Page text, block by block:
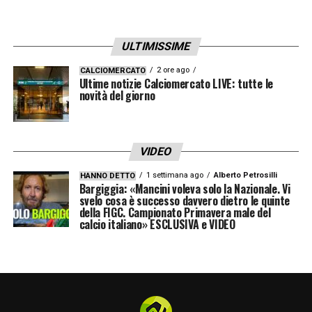
regalarsi un sogno a costo zero.
LA PLAYLIST DELLE NOSTRE TOP NEWS
ULTIMISSIME
CALCIOMERCATO 2 ore ago
Ultime notizie Calciomercato LIVE: tutte le
novità del giorno
VIDEO
HANNO DETTO 1 settimana ago Alberto Petrosilli
Bargiggia: «Mancini voleva solo la Nazionale. Vi
svelo cosa è successo davvero dietro le quinte
della FIGC. Campionato Primavera male del
calcio italiano» ESCLUSIVA e VIDEO